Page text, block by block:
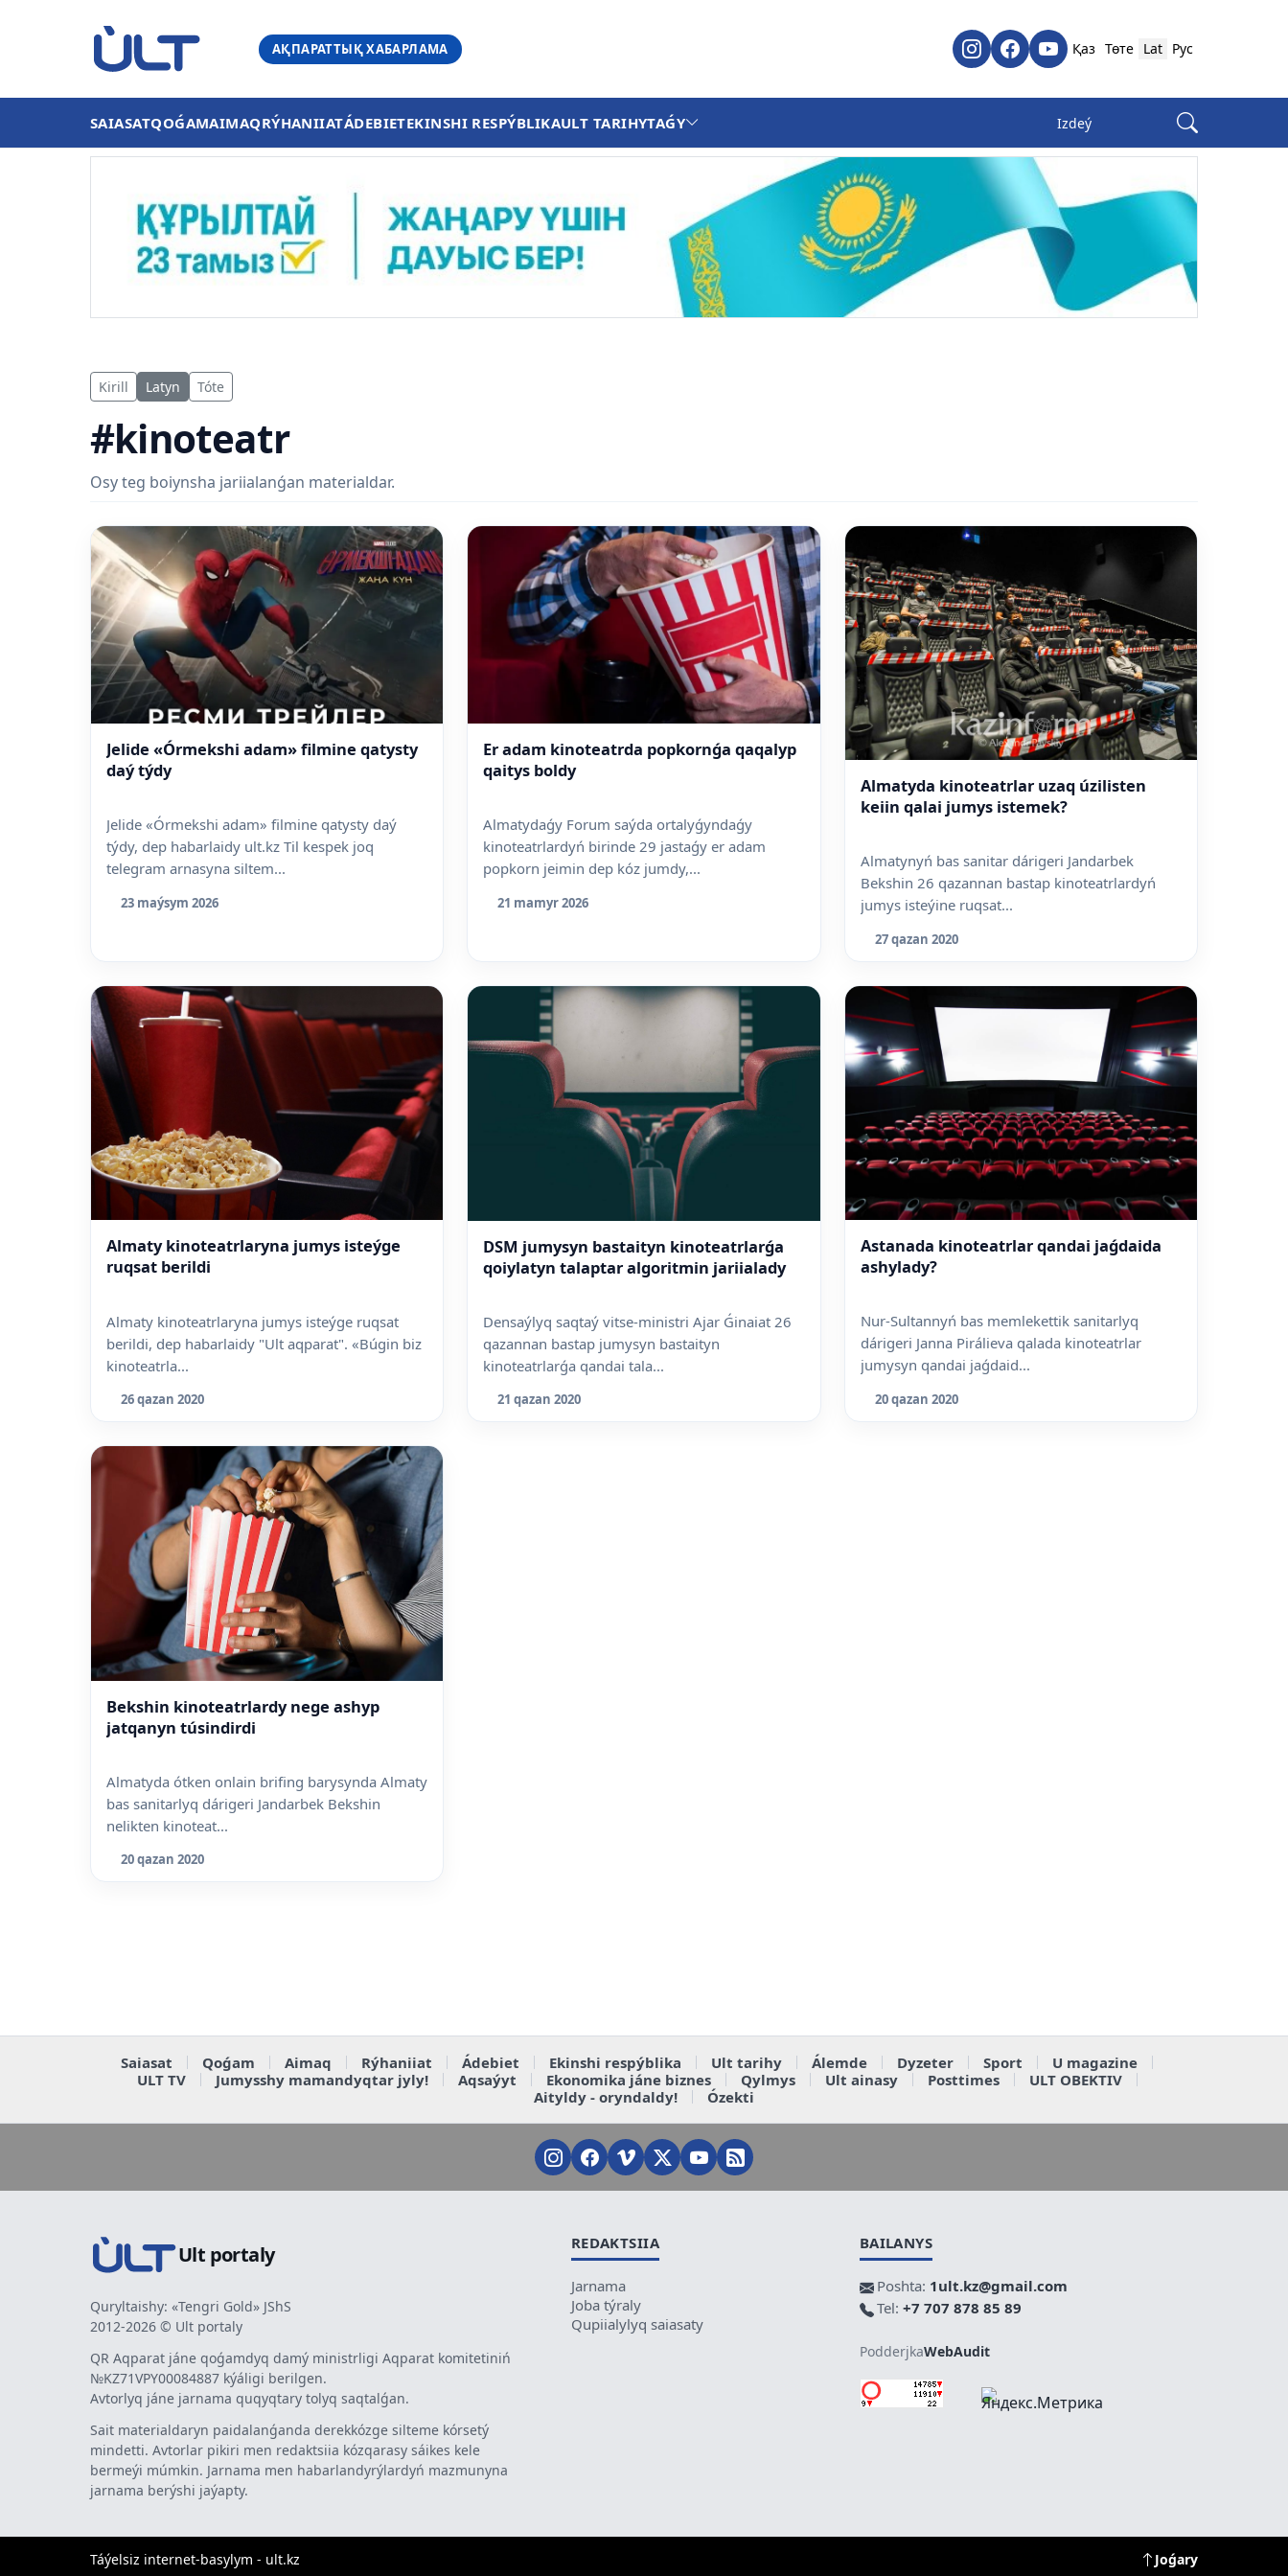
АҚПАРАТТЫҚ ХАБАРЛАМА Қаз Төте Lat Рус
SAIASATQOǴAMAIMAQRÝHANIIATÁDEBIETEKINSHI RESPÝBLIKAULT TARIHYTAǴY
Kirill Latyn Tóte
#kinoteatr
Osy teg boiynsha jariialanǵan materialdar.
Jelide «Órmekshi adam» filmine qatysty
daý týdy
Jelide «Órmekshi adam» filmine qatysty daý
týdy, dep habarlaidy ult.kz Til kespek joq
telegram arnasyna siltem...
23 maýsym 2026
Er adam kinoteatrda popkornǵa qaqalyp
qaitys boldy
Almatydaǵy Forum saýda ortalyǵyndaǵy
kinoteatrlardyń birinde 29 jastaǵy er adam
popkorn jeimin dep kóz jumdy,...
21 mamyr 2026
Almatyda kinoteatrlar uzaq úzilisten
keiin qalai jumys istemek?
Almatynyń bas sanitar dárigeri Jandarbek
Bekshin 26 qazannan bastap kinoteatrlardyń
jumys isteýine ruqsat...
27 qazan 2020
Almaty kinoteatrlaryna jumys isteýge
ruqsat berildi
Almaty kinoteatrlaryna jumys isteýge ruqsat
berildi, dep habarlaidy "Ult aqparat". «Búgin biz
kinoteatrla...
26 qazan 2020
DSM jumysyn bastaityn kinoteatrlarǵa
qoiylatyn talaptar algoritmin jariialady
Densaýlyq saqtaý vitse-ministri Ajar Ǵinaiat 26
qazannan bastap jumysyn bastaityn
kinoteatrlarǵa qandai tala...
21 qazan 2020
Astanada kinoteatrlar qandai jaǵdaida
ashylady?
Nur-Sultannyń bas memlekettik sanitarlyq
dárigeri Janna Pirálieva qalada kinoteatrlar
jumysyn qandai jaǵdaid...
20 qazan 2020
Bekshin kinoteatrlardy nege ashyp
jatqanyn túsindirdi
Almatyda ótken onlain brifing barysynda Almaty
bas sanitarlyq dárigeri Jandarbek Bekshin
nelikten kinoteat...
20 qazan 2020
Saiasat Qoǵam Aimaq Rýhaniiat Ádebiet Ekinshi respýblika Ult tarihy Álemde Dyzeter Sport
U magazine
ULT TV
Jumysshy mamandyqtar jyly! Aqsaýyt Ekonomika jáne biznes Qylmys Ult ainasy Posttimes
ULT OBEKTIV
Aityldy - oryndaldy!
Ózekti
Ult portaly
Quryltaishy: «Tengri Gold» JShS
2012-2026 © Ult portaly
QR Aqparat jáne qoǵamdyq damý ministrligi Aqparat komitetiniń
№KZ71VPY00084887 kýáligi berilgen.
Avtorlyq jáne jarnama quqyqtary tolyq saqtalǵan.
Sait materialdaryn paidalanǵanda derekkózge silteme kórsetý
mindetti. Avtorlar pikiri men redaktsiia kózqarasy sáikes kele
bermeýi múmkin. Jarnama men habarlandyrýlardyń mazmunyna
jarnama berýshi jaýapty.
REDAKTSIIA
Jarnama
Joba týraly
Qupiialylyq saiasaty
BAILANYS
Poshta: 1ult.kz@gmail.com
Tel: +7 707 878 85 89
PodderjkaWebAudit
Táýelsiz internet-basylym - ult.kz Joǵary